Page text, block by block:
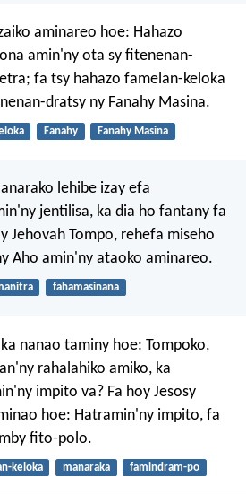
aminareo hoe: Hahazo
amin'ny ota sy fitenenan-
fa tsy hahazo famelan-keloka
dratsy ny Fanahy Masina.
Fanahy Fanahy Masina
lehibe izay efa
jentilisa, ka dia ho fantany fa
Jehovah Tompo, rehefa miseho
Aho amin'ny ataoko aminareo.
fahamasinana
nanao taminy hoe: Tompoko,
rahalahiko amiko, ka
impito va? Fa hoy Jesosy
hoe: Hatramin'ny impito, fa
fito-polo.
keloka manaraka famindram-po